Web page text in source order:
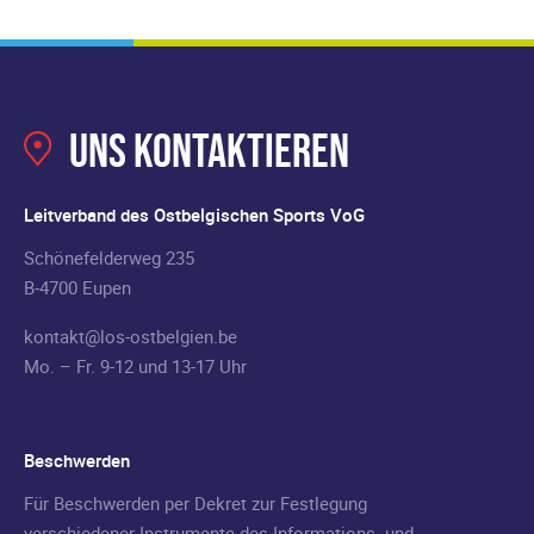
Uns kontaktieren
Leitverband des Ostbelgischen Sports VoG
Schönefelderweg 235
B-4700 Eupen
kontakt@los-ostbelgien.be
Mo. – Fr. 9-12 und 13-17 Uhr
Beschwerden
Für Beschwerden per Dekret zur Festlegung